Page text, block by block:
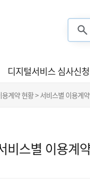
디지털서비스 심사신청
계약 현황 > 서비스별 이용계
비스별 이용계